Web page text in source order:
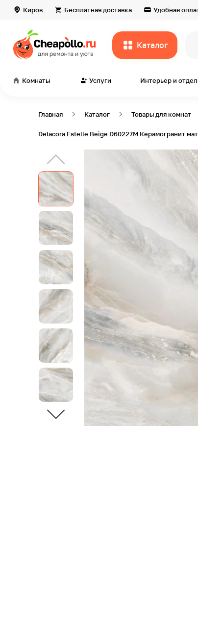
Киров Бесплатная доставка Удобная
Каталог
Комнаты Услуги Интерьер и
Главная Каталог Товары для комнат
Delacora Estelle Beige D60227M Керамогранит